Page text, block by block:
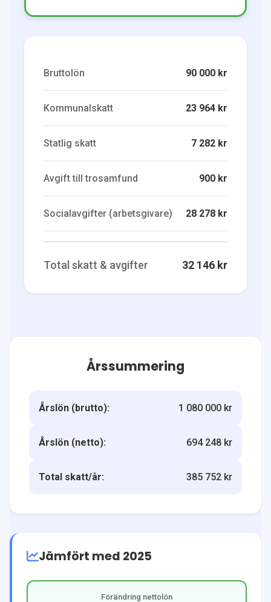
Bruttolön 90 000 kr
Kommunalskatt 23 964 kr
Statlig skatt 7 282 kr
Avgift till trosamfund 900 kr
Socialavgifter (arbetsgivare) 28 278 kr
Total skatt & avgifter 32 146 kr
Årssummering
Årslön (brutto): 1 080 000 kr
Årslön (netto): 694 248 kr
Total skatt/år: 385 752 kr
Jämfört med 2025
Förändring nettolön